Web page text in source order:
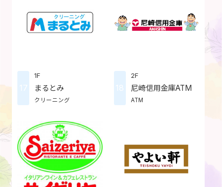
17
1F
まるとみ
クリーニング
18
2F
尼崎信用金庫ATM
ATM